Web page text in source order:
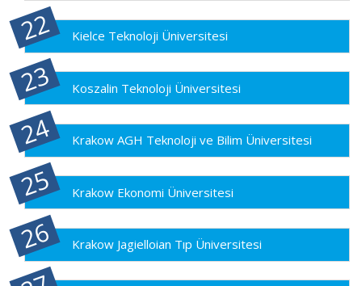
Kielce Teknoloji Üniversitesi
Koszalin Teknoloji Üniversitesi
Krakow AGH Teknoloji ve Bilim Üniversitesi
Krakow Ekonomi Üniversitesi
Krakow Jagielloian Tıp Üniversitesi